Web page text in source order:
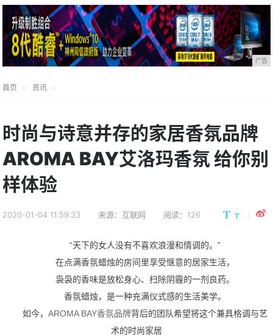
广告
首页 资讯
时尚与诗意并存的家居香氛品牌
AROMA BAY艾洛玛香氛 给你别
样体验
2020-01-04 11:59:33 来源：互联网 阅读：126
“天下的女人没有不喜欢浪漫和情调的。”
在点满香氛蜡烛的房间里享受惬意的居家生活，
袅袅的香味是放松身心、扫除阴霾的一剂良药。
香氛蜡烛，是一种充满仪式感的生活美学。
如今， AROMA BAY香氛品牌背后的团队希望将这个兼具格调与艺
术的时尚家居